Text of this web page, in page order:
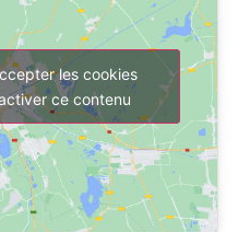
les cookies
ce contenu